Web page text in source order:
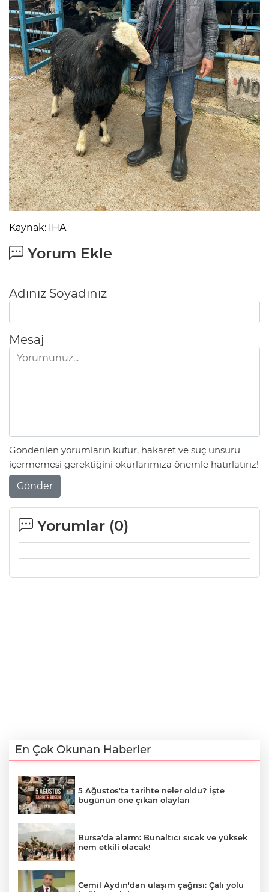
Kaynak: İHA
Yorum Ekle
Adınız Soyadınız
Mesaj
Gönderilen yorumların küfür, hakaret ve suç unsuru
içermemesi gerektiğini okurlarımıza önemle hatırlatırız!
Gönder
Yorumlar (0)
En Çok Okunan Haberler
5 Ağustos'ta tarihte neler oldu? İşte
bugünün öne çıkan olayları
Bursa'da alarm: Bunaltıcı sıcak ve yüksek
nem etkili olacak!
Cemil Aydın'dan ulaşım çağrısı: Çalı yolu